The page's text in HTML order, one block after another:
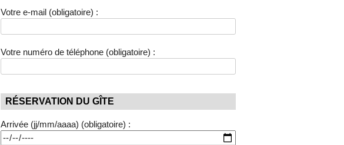
Votre e-mail (obligatoire) :
Votre numéro de téléphone (obligatoire) :
RÉSERVATION DU GÎTE
Arrivée (jj/mm/aaaa) (obligatoire) :